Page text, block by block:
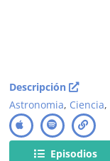
Descripción
Astronomia, Ciencia,
Episodios